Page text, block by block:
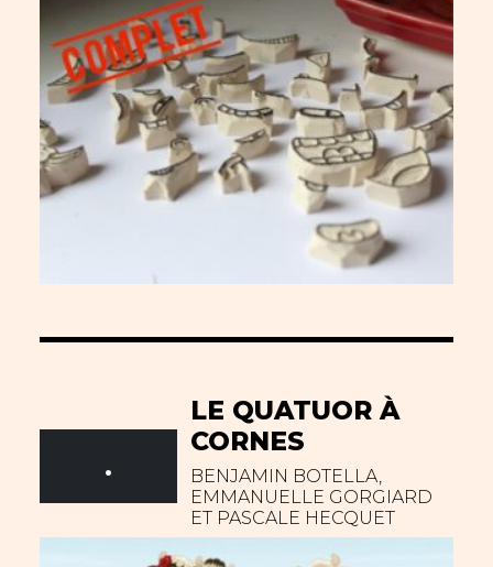
LE QUATUOR À
CORNES
BENJAMIN BOTELLA,
EMMANUELLE GORGIARD
ET PASCALE HECQUET
.